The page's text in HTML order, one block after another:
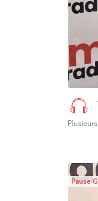
Pause